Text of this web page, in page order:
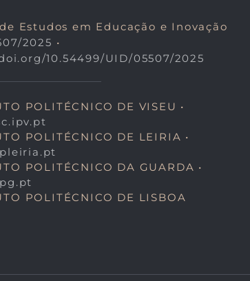
Estudos em Educação e Inovação
2025 •
10.54499/UID/05507/2025
POLITÉCNICO DE VISEU •
POLITÉCNICO DE LEIRIA •
POLITÉCNICO DA GUARDA •
POLITÉCNICO DE LISBOA